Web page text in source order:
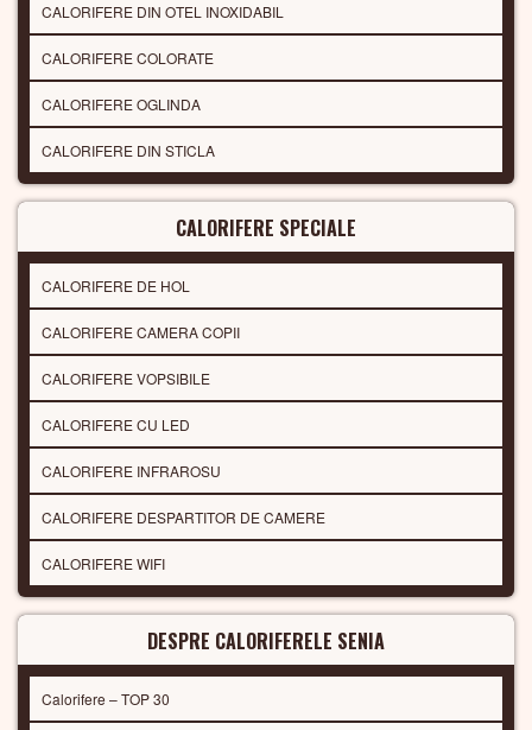
CALORIFERE DIN OTEL INOXIDABIL
CALORIFERE COLORATE
CALORIFERE OGLINDA
CALORIFERE DIN STICLA
CALORIFERE SPECIALE
CALORIFERE DE HOL
CALORIFERE CAMERA COPII
CALORIFERE VOPSIBILE
CALORIFERE CU LED
CALORIFERE INFRAROSU
CALORIFERE DESPARTITOR DE CAMERE
CALORIFERE WIFI
DESPRE CALORIFERELE SENIA
Calorifere – TOP 30